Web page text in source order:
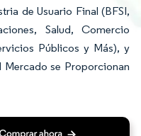
de Usuario Final (BFSI,
Salud, Comercio
Públicos y Más), y
se Proporcionan